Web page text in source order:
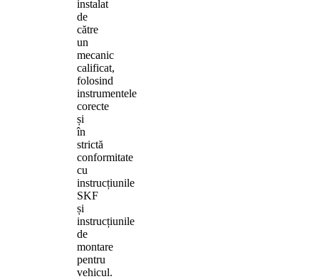
instalat
de
către
un
mecanic
calificat,
folosind
instrumentele
corecte
și
în
strictă
conformitate
cu
instrucțiunile
SKF
și
instrucțiunile
de
montare
pentru
vehicul.